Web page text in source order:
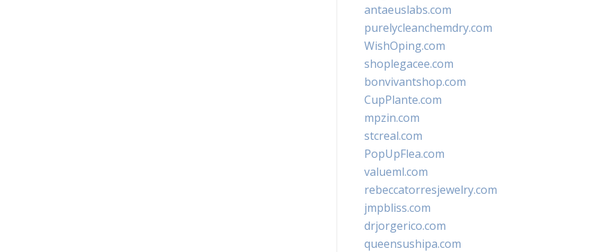
antaeuslabs.com
purelycleanchemdry.com
WishOping.com
shoplegacee.com
bonvivantshop.com
CupPlante.com
mpzin.com
stcreal.com
PopUpFlea.com
valueml.com
rebeccatorresjewelry.com
jmpbliss.com
drjorgerico.com
queensushipa.com